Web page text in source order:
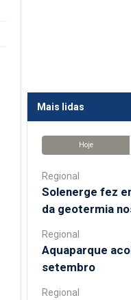
Mais lidas
Hoje
Regional
Solenerge fez
da geotermia
Regional
Aquaparque
setembro
Regional